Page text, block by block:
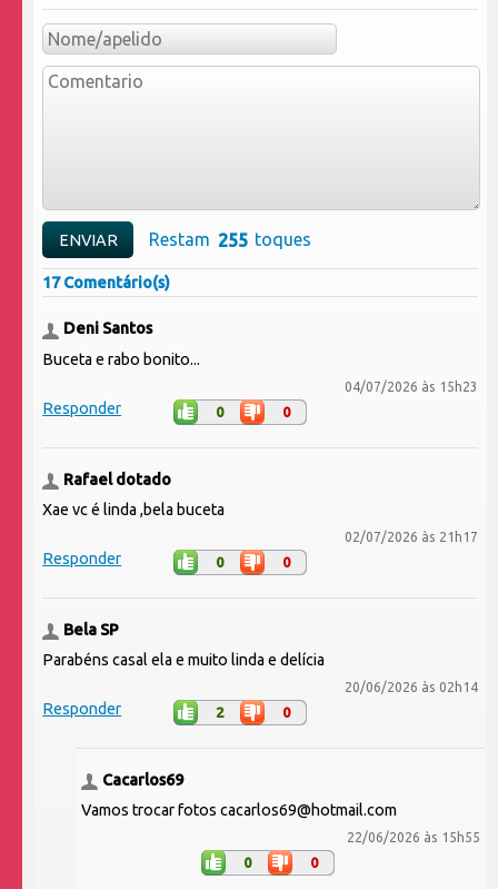
Restam toques
17 Comentário(s)
Deni Santos
Buceta e rabo bonito...
04/07/2026 às 15h23
Responder 0 0
Rafael dotado
Xae vc é linda ,bela buceta
02/07/2026 às 21h17
Responder 0 0
Bela SP
Parabéns casal ela e muito linda e delícia
20/06/2026 às 02h14
Responder 2 0
Cacarlos69
Vamos trocar fotos cacarlos69@hotmail.com
22/06/2026 às 15h55
0 0